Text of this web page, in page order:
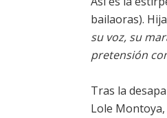
bailaoras).
su voz, su
pretensión
Tras la
Lole